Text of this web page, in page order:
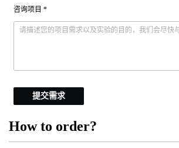
咨询项目 *
提交需求
How to order?